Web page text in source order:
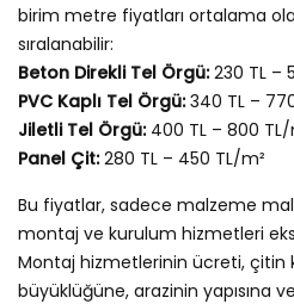
birim metre fiyatları ortalama
sıralanabilir:
Beton Direkli Tel Örgü:230 TL –
PVC Kaplı Tel Örgü:340 TL –
Jiletli Tel Örgü:400 TL – 800 TL/
Panel Çit:280 TL – 450 TL/m²
Bu fiyatlar, sadece malzeme
montaj ve kurulum hizmetleri
Montaj hizmetlerinin ücreti, çitin
büyüklüğüne, arazinin yapısına